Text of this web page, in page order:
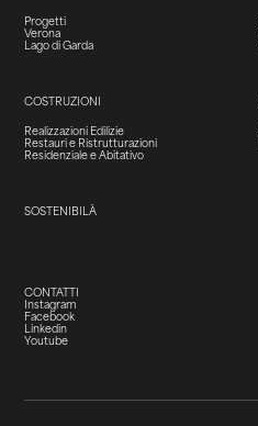
Progetti
Verona
Lago di Garda
COSTRUZIONI
Realizzazioni Edilizie
Restauri e Ristrutturazioni
Residenziale e Abitativo
SOSTENIBILÀ
CONTATTI
Instagram
Facebook
Linkedin
Youtube